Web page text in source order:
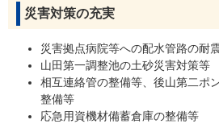
災害対策の充実
災害拠点病院等への配水管路の耐
山田第一調整池の土砂災害対策等
相互連絡管の整備等、後山第二ポ
整備等
応急用資機材備蓄倉庫の整備等